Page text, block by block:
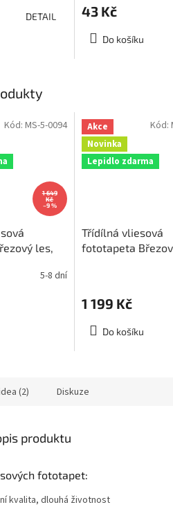
DETAIL 43 Kč
Do košíku
1 649
Kč
–9 %
les,
5-8 dní
Kód: MS-5-0094
Akce
Novinka
Lepidlo zdarma
Třídílná vliesová
fototapeta
1 199 Kč
Do košíku
Kód:
(2) Diskuze
produktu
fototapet:
kvalita, dlouhá životnost